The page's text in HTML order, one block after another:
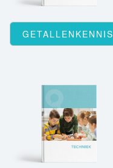
GETALLENKENNIS